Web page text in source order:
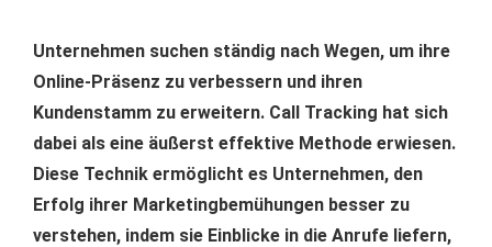
Unternehmen suchen ständig nach Wegen, um ihre
Online-Präsenz zu verbessern und ihren
Kundenstamm zu erweitern. Call Tracking hat sich
dabei als eine äußerst effektive Methode erwiesen.
Diese Technik ermöglicht es Unternehmen, den
Erfolg ihrer Marketingbemühungen besser zu
verstehen, indem sie Einblicke in die Anrufe liefern,